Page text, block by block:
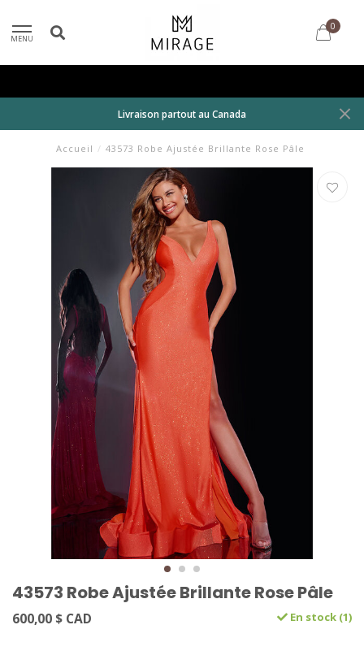
MENU
0
Livraison partout au Canada
Accueil / 43573 Robe Ajustée Brillante Rose Pâle
43573 Robe Ajustée Brillante Rose Pâle
600,00 $ CAD En stock (1)